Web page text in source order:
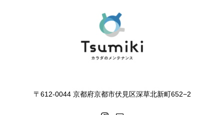
〒612-0044 京都府京都市伏見区深草北新町652−2